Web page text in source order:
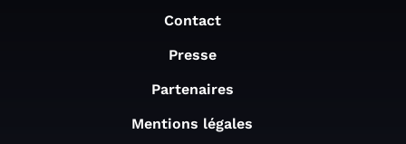
Contact
Presse
Partenaires
Mentions légales